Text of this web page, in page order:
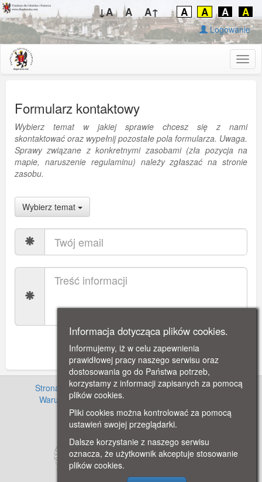
↓A A A↑ A A A A
Logowanie
Formularz kontaktowy
Wybierz temat w jakiej sprawie chcesz się z nami
skontaktować oraz wypełnij pozostałe pola formularza. Uwaga.
Sprawy związane z konkretnymi zasobami (zła pozycja na
mapie, naruszenie regulaminu) należy zgłaszać na stronie
zasobu.
Wybierz temat
Strona główna · Informacje o projekcie · Cennik
·
Warunki używania zasobów
serwisu
· Polityka prywatności
Informacja dotycząca plików cookies.
Informujemy, iż w celu zapewnienia
prawidłowej pracy naszego serwisu oraz
dostosowania go do Państwa potrzeb,
korzystamy z informacji zapisanych za pomocą
plików cookies.
Pliki cookies można kontrolować za pomocą
ustawień swojej przeglądarki.
Dalsze korzystanie z naszego serwisu
oznacza, że użytkownik akceptuje stosowanie
plików cookies.